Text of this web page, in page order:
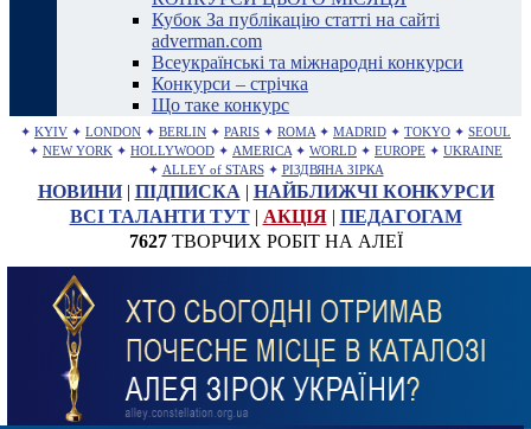
Кубок За публікацію статті на сайті
adverman.com
Всеукраїнські та міжнародні конкурси
Конкурси – стрічка
Що таке конкурс
✦ KYIV ✦ LONDON ✦ BERLIN ✦ PARIS ✦ ROMA ✦ MADRID ✦ TOKYO ✦ SEOUL
✦ NEW YORK ✦ HOLLYWOOD ✦ AMERICA ✦ WORLD ✦ EUROPE ✦ UKRAINE
✦ ALLEY of STARS ✦ РІЗДВЯНА ЗІРКА
НОВИНИ| ПІДПИСКА | НАЙБЛИЖЧІ КОНКУРСИ
ВСІ ТАЛАНТИ ТУТ| АКЦІЯ| ПЕДАГОГАМ
7627ТВОРЧИХ РОБІТ НА АЛЕЇ